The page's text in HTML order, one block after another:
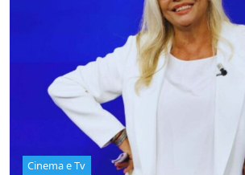
Cinema e Tv